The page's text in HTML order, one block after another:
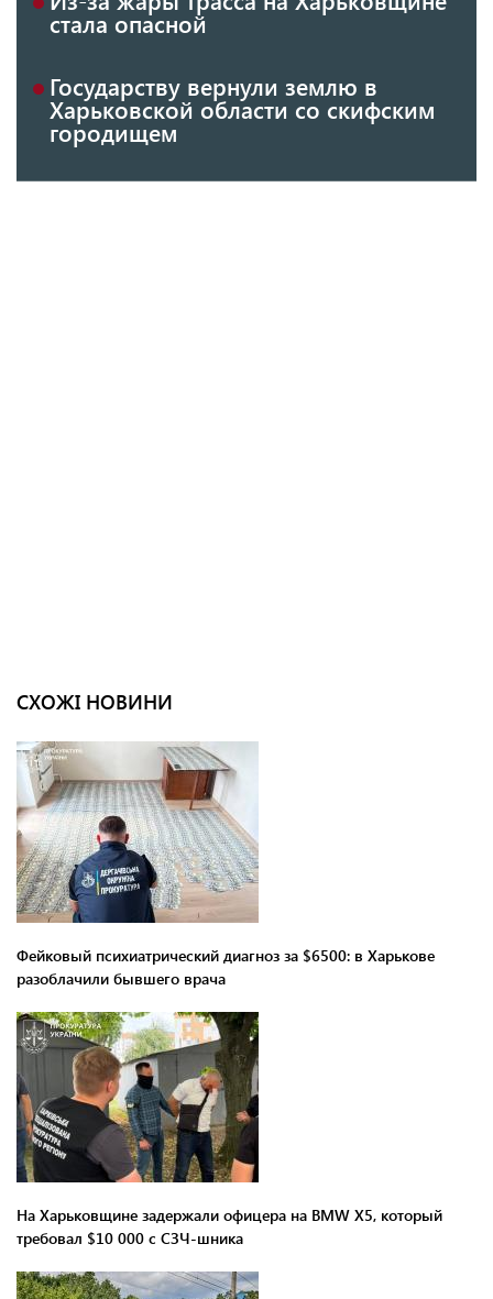
стала опасной
Государству вернули землю в
Харьковской области со скифским
городищем
СХОЖІ НОВИНИ
Фейковый психиатрический диагноз за $6500: в Харькове
разоблачили бывшего врача
На Харьковщине задержали офицера на BMW Х5, который
требовал $10 000 с СЗЧ-шника